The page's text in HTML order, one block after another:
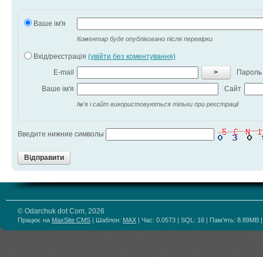
Ваше ім'я
Коментар буде опубліковано після перевірки
Вхід/реєстрація (увійти без коментування)
E-mail
>
Пароль
Ваше ім'я
Сайт
Ім'я і сайт використовуються тільки при реєстрації
Введите нижние символы
Відправити
© Odarchuk dot Com, 2026
Працює на MaxSite CMS | Шаблон: MAX | Час: 0.0573 | SQL: 16 | Пам'ять: 8.89MB